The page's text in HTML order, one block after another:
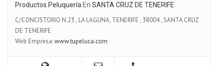
Productos Peluquería En SANTA CRUZ DE TENERIFE
C/CONCISTORIO N.23 , LA LAGUNA, TENERIFE , 38004,SANTA CRUZ
DE TENERIFE
Web Empresa:www.tupeluca.com